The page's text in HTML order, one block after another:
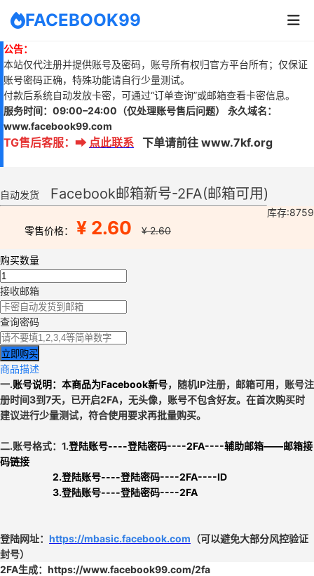
FACEBOOK99
公告：
本站仅代注册并提供账号及密码，账号所有权归官方平台所有；仅保证
账号密码正确，特殊功能请自行少量测试。
付款后系统自动发放卡密，可通过“订单查询”或邮箱查看卡密信息。
服务时间： 09:00–24:00 （仅处理账号售后问题）
永久域名：
www.facebook99.com
TG售后客服： ➡ 点此联系 下单请前往 www.7kf.org
自动发货 Facebook邮箱新号-2FA(邮箱可用)
库存:8759
零售价格：
¥ 2.60 ¥ 2.60
购买数量
接收邮箱
查询密码
立即购买
商品描述
一.账号说明：本商品为Facebook新号， 随机IP注册， 邮箱可用， 账号注
册时间3到7天，已开启2FA，无头像，账号不包含好友。在首次购买时
建议进行少量测试，符合使用要求再批量购买。
二.账号格式：1.登陆账号----登陆密码----2FA----辅助邮箱——邮箱接
码链接
2.登陆账号----登陆密码----2FA----ID
3.登陆账号----登陆密码----2FA
登陆网址： https://mbasic.facebook.com （可以避免大部分风控验证
封号）
2FA生成：https://www.facebook99.com/2fa